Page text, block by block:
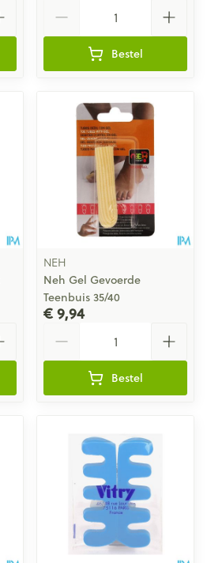
Bestel
NEH
Neh Gel Gevoerde
Teenbuis 35/40
€ 9,94
Bestel